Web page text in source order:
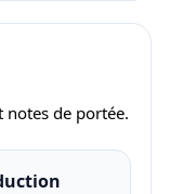
notes de portée.